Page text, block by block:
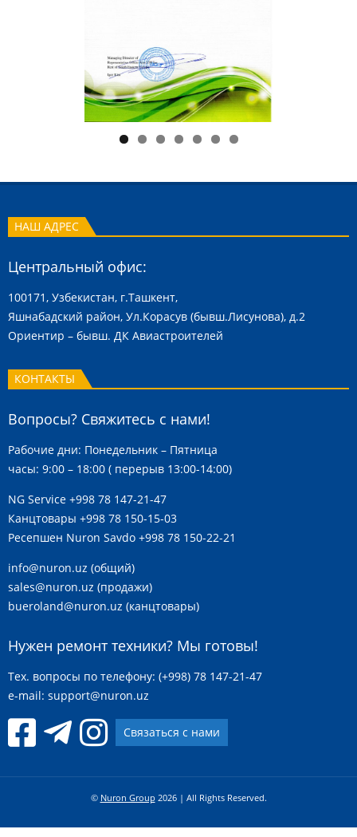
НАШ АДРЕС
Центральный офис:
100171, Узбекистан, г.Ташкент,
Яшнабадский район, Ул.Корасув (бывш.Лисунова), д.2
Ориентир – бывш. ДК Авиастроителей
КОНТАКТЫ
Вопросы? Свяжитесь с нами!
Рабочие дни: Понедельник – Пятница
часы: 9:00 – 18:00 ( перерыв 13:00-14:00)
NG Service +998 78 147-21-47
Канцтовары +998 78 150-15-03
Ресепшен Nuron Savdo +998 78 150-22-21
info@nuron.uz (общий)
sales@nuron.uz (продажи)
bueroland@nuron.uz (канцтовары)
Нужен ремонт техники? Мы готовы!
Тех. вопросы по телефону: (+998) 78 147-21-47
e-mail: support@nuron.uz
Связаться с нами
© Nuron Group 2026 | All Rights Reserved.